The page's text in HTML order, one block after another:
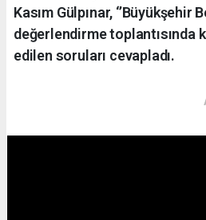
Kasım Gülpınar, ‘’Büyükşehir
değerlendirme toplantısında
edilen soruları cevapladı.